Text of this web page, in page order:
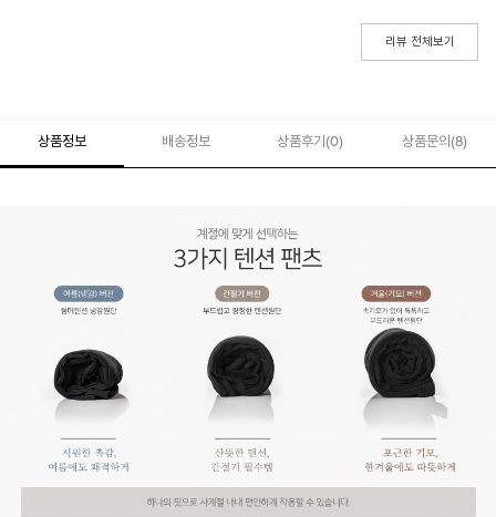
리뷰 전체보기
상품정보 배송정보 상품후기(0) 상품문의 (8)